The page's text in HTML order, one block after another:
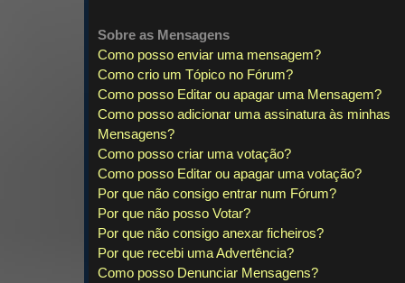
Sobre as Mensagens
Como posso enviar uma mensagem?
Como crio um Tópico no Fórum?
Como posso Editar ou apagar uma Mensagem?
Como posso adicionar uma assinatura às minhas
Mensagens?
Como posso criar uma votação?
Como posso Editar ou apagar uma votação?
Por que não consigo entrar num Fórum?
Por que não posso Votar?
Por que não consigo anexar ficheiros?
Por que recebi uma Advertência?
Como posso Denunciar Mensagens?